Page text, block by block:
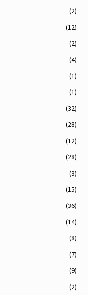
(2)
(12)
(2)
(4)
(1)
(1)
(32)
(28)
(12)
(28)
(3)
(15)
(36)
(14)
(8)
(7)
(9)
(2)